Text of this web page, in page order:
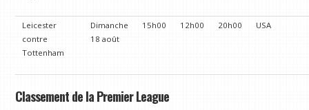
Leicester
contre
Tottenham
Dimanche
18 août
15h00 12h00 20h00 USA
Classement de la Premier League